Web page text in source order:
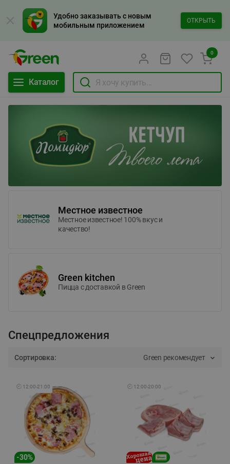
Удобно заказывать с новым
мобильным приложением
ОТКРЫТЬ
Каталог
0
Местное известное
Местное известное! 100% вкус и
качество!
Green kitchen
Пицца c доставкой в Green
Спецпредложения
Сортировка: Green рекомендует
🕘 12:00-21:00
-30%
🕘 12:00-20:00